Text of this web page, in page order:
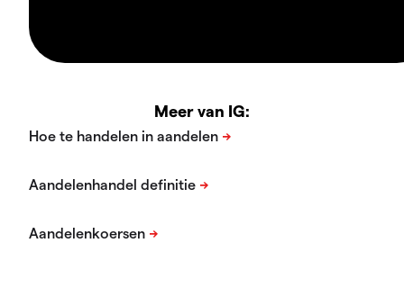
Meer van IG: